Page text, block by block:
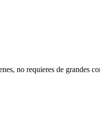
no requieres de